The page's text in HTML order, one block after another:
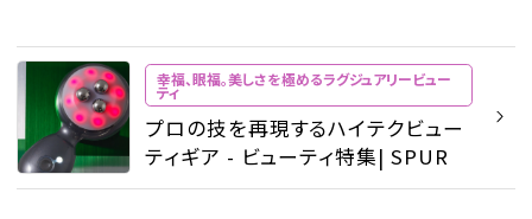
幸福、眼福。美しさを極めるラグジュアリービュー
ティ
プロの技を再現するハイテクビュー
ティギア - ビューティ特集| SPUR